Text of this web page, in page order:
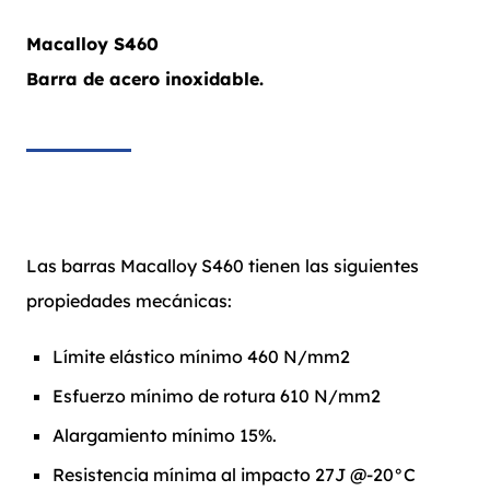
Macalloy S460
Barra de acero inoxidable.
Las barras Macalloy S460 tienen las siguientes
propiedades mecánicas:
Límite elástico mínimo 460 N/mm2
Esfuerzo mínimo de rotura 610 N/mm2
Alargamiento mínimo 15%.
Resistencia mínima al impacto 27J @-20°C